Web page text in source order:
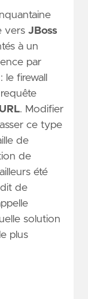
vers JBoss
à un
par
firewall
URL. Modifier
ce type
de
de
été
de
solution
plus